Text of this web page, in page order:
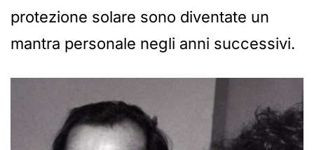
protezione solare sono diventate un
mantra personale negli anni successivi.